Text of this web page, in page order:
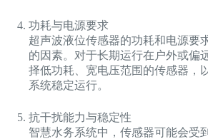
功耗与电源要求
超声波液位传感器的功耗和电源要
的因素。对于长期运行在户外或偏
择低功耗、宽电压范围的传感器，
系统稳定运行。
抗干扰能力与稳定性
智慧水务系统中，传感器可能会受